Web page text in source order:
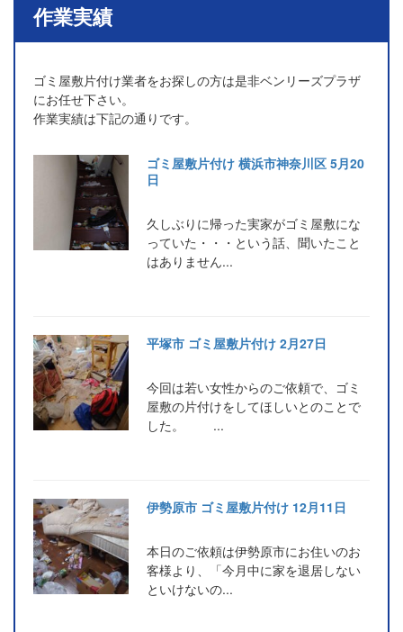
作業実績
ゴミ屋敷片付け業者をお探しの方は是非ベンリーズプラザ
にお任せ下さい。
作業実績は下記の通りです。
ゴミ屋敷片付け 横浜市神奈川区 5月20
日
久しぶりに帰った実家がゴミ屋敷にな
っていた・・・という話、聞いたこと
はありません...
平塚市 ゴミ屋敷片付け 2月27日
今回は若い女性からのご依頼で、ゴミ
屋敷の片付けをしてほしいとのことで
した。 ...
伊勢原市 ゴミ屋敷片付け 12月11日
本日のご依頼は伊勢原市にお住いのお
客様より、「今月中に家を退居しない
といけないの...